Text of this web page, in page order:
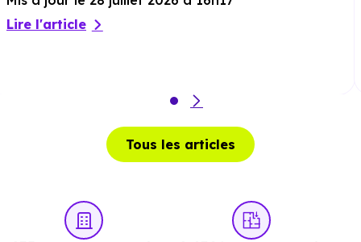
Restaurant :
Gendarmerie - Brigade de l'Arbresle
Poste :La Poste Lozanne
à 336 m, soit 1 min en voiture
ou à 313 m, soit 4 min à pied
Lire l'article
Tous les articles